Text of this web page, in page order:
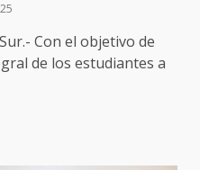
Con el objetivo de
de los estudiantes a